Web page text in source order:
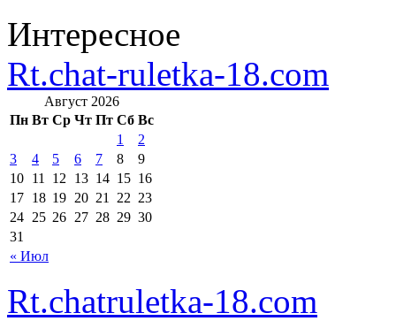
Интересное
Rt.chat-ruletka-18.com
Август 2026
Пн Вт Ср Чт Пт Сб Вс
« Июл
1
2
3
4 5 6 7 8
9
10 11 12 13 14 15 16
17 18 19 20 21 22 23
24 25 26 27 28 29 30
31
Rt.chatruletka-18.com